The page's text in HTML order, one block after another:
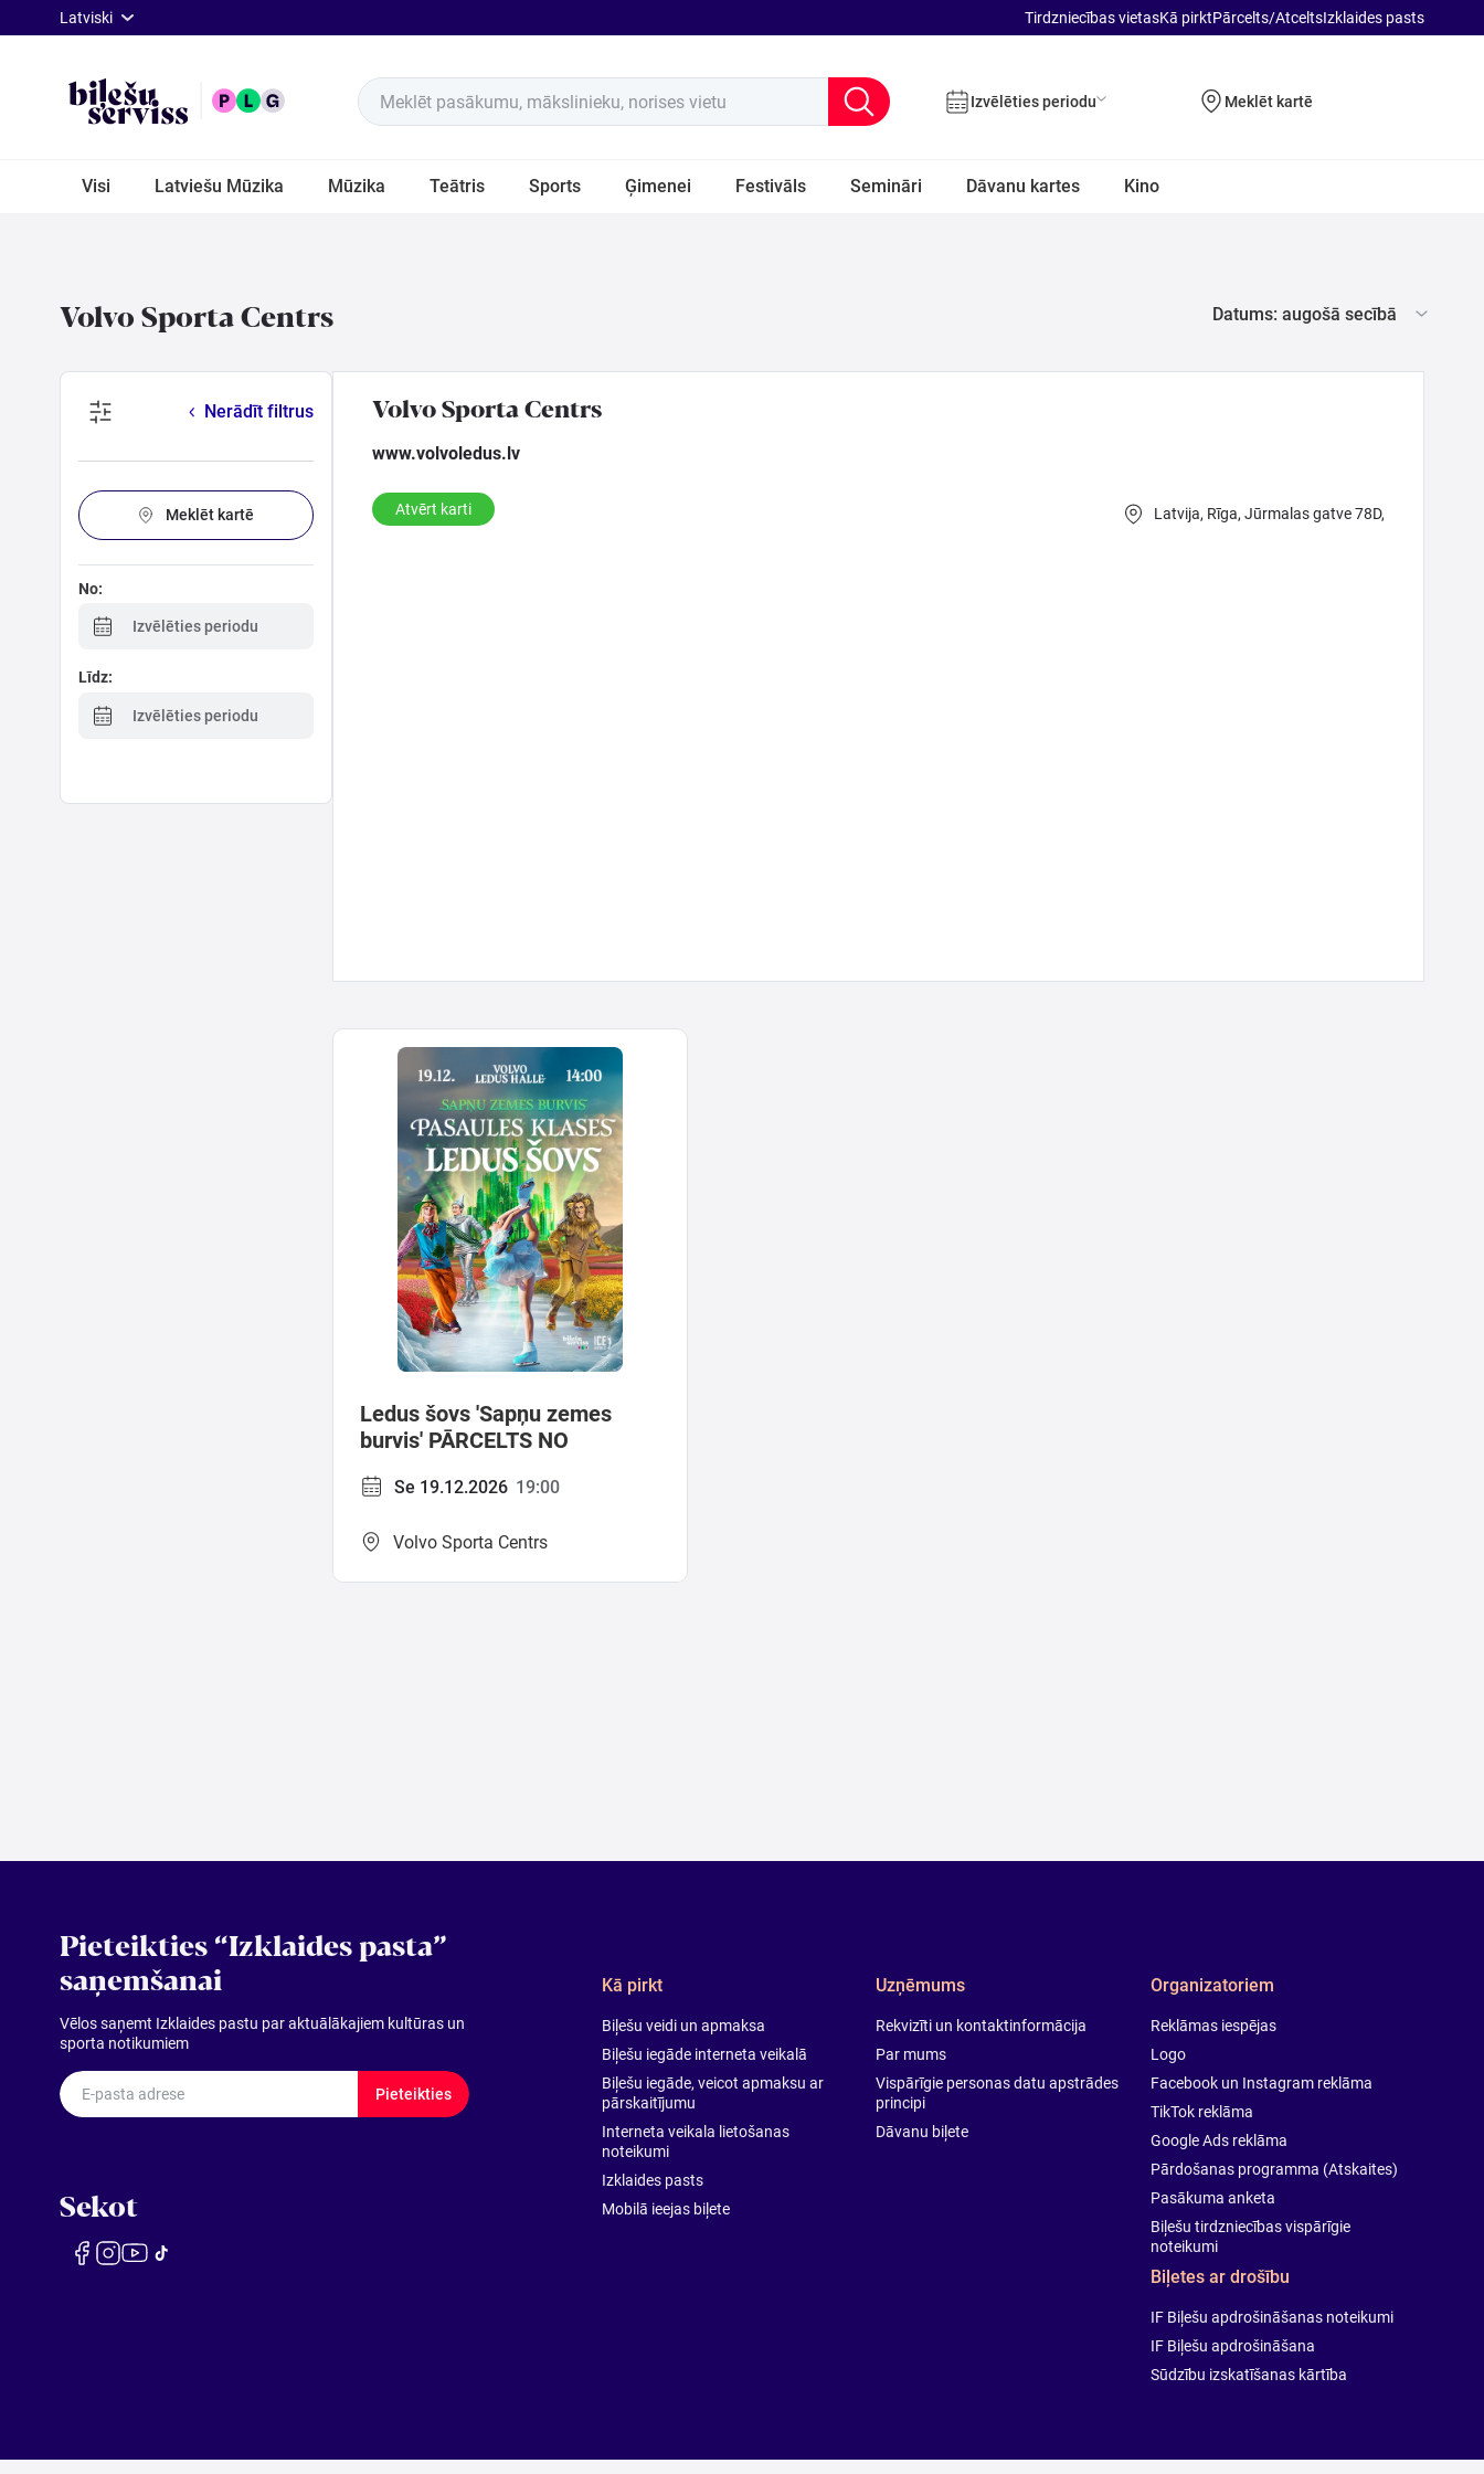
Latviski Tirdzniecības vietasKā pirktPārcelts/AtceltsIzklaides pasts
Meklēt pasākumu, mākslinieku, norises vietu Izvēlēties periodu Meklēt kartē
Mūzika
Teātris
Ģimenei
Semināri
Kino
Visi Latviešu Mūzika Mūzika Teātris Sports Ģimenei Festivāls Semināri Dāvanu kartes Kino
Volvo Sporta Centrs Datums: augošā secībā
Nerādīt filtrus
Meklēt kartē
No:
Izvēlēties periodu
Līdz:
Izvēlēties periodu
Volvo Sporta Centrs
www.volvoledus.lv
Latvija, Rīga,Jūrmalas gatve 78D,
Atvērt karti
Ledus šovs 'Sapņu zemes
burvis' PĀRCELTS NO
Se 19.12.2026 19:00
Volvo Sporta Centrs
Pieteikties “Izklaides pasta”
saņemšanai
Vēlos saņemt Izklaides pastu par aktuālākajiem kultūras un
sporta notikumiem
E-pasta adrese Pieteikties
Sekot
Kā pirkt
Biļešu veidi un apmaksa
Biļešu iegāde interneta veikalā
Biļešu iegāde, veicot apmaksu ar
pārskaitījumu
Interneta veikala lietošanas
noteikumi
Izklaides pasts
Mobilā ieejas biļete
Uzņēmums
Rekvizīti un kontaktinformācija
Par mums
Vispārīgie personas datu apstrādes
principi
Dāvanu biļete
Organizatoriem
Reklāmas iespējas
Logo
Facebook un Instagram reklāma
TikTok reklāma
Google Ads reklāma
Pārdošanas programma (Atskaites)
Pasākuma anketa
Biļešu tirdzniecības vispārīgie
noteikumi
Biļetes ar drošību
IF Biļešu apdrošināšanas noteikumi
IF Biļešu apdrošināšana
Sūdzību izskatīšanas kārtība